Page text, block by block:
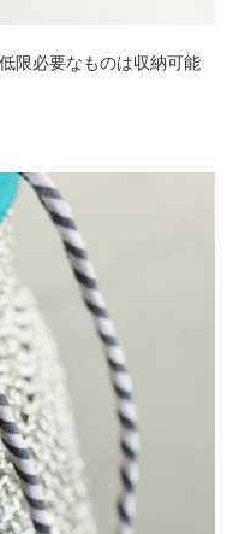
限必要なものは収納可能